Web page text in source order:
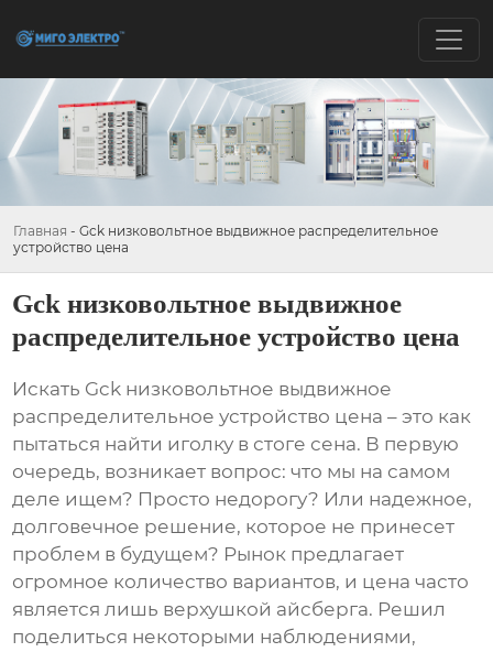
Главная - Gck низковольтное выдвижное распределительное
устройство цена
Gck низковольтное выдвижное
распределительное устройство цена
Искать Gck низковольтное выдвижное
распределительное устройство цена – это как
пытаться найти иголку в стоге сена. В первую
очередь, возникает вопрос: что мы на самом
деле ищем? Просто недорогу? Или надежное,
долговечное решение, которое не принесет
проблем в будущем? Рынок предлагает
огромное количество вариантов, и цена часто
является лишь верхушкой айсберга. Решил
поделиться некоторыми наблюдениями,